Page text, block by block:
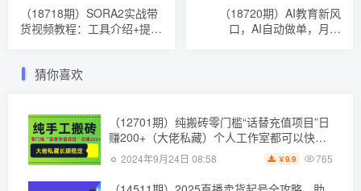
（18718期）SORA2实战带
货视频教程：工具介绍+提示
（18720期）AI教育新风
口，AI自动做单，月入
猜你喜欢
（12701期）纯搬砖零门槛“话替充值项目”日
赚200+（大佬私藏）个人工作室都可以快…
2024年9月24日 08:58 ￥9.9 765